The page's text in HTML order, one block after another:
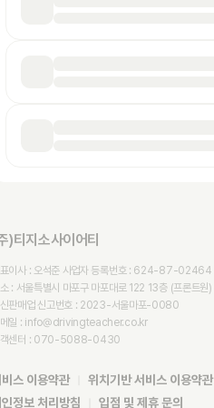
)티지소사이어티
이사 : 오석준 사업자 등록번호 : 624-87-02464
: 서울특별시 마포구 마포대로 122 13층 (프론트원)
판매업 신고번호 : 2023-서울마포-0080
메일 : info@drivingteacher.co.kr
객센터 : 070-5088-0430
스 이용약관 위치기반 서비스 이용약관
정보 처리방침 입점 및 제휴 문의